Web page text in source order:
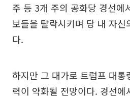
주 등 3개 주의 공화당 경선에
보들을 탈락시키며 당 내 자신
다.
하지만 그 대가로 트럼프 대통
력이 약화될 전망이다. 경선에